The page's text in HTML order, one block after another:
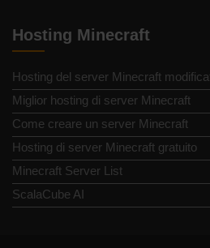
Hosting Minecraft
Hosting del server Minecraft
Miglior hosting di server Minecraft
Come creare un server Minecraft
Hosting di server Minecraft gratuito
Minecraft Server List
ScalaCube AI